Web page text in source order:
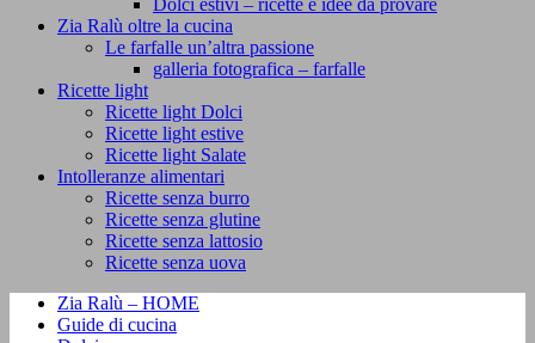
Dolci estivi – ricette e idee da provare
Zia Ralù oltre la cucina
Le farfalle un’altra passione
galleria fotografica – farfalle
Ricette light
Ricette light Dolci
Ricette light estive
Ricette light Salate
Intolleranze alimentari
Ricette senza burro
Ricette senza glutine
Ricette senza lattosio
Ricette senza uova
Zia Ralù – HOME
Guide di cucina